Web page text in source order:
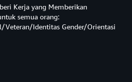
Kerja yang Memberikan
semua orang:
Identitas Gender/Orientasi